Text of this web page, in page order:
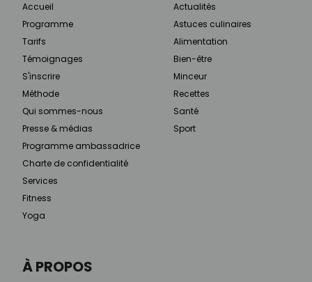
À PROPOS
Accueil
Programme
Tarifs
Témoignages
S'inscrire
Méthode
Qui sommes-nous
Presse & médias
Programme ambassadrice
Charte de confidentialité
Services
Fitness
Yoga
Actualités
Astuces culinaires
Alimentation
Bien-être
Minceur
Recettes
Santé
Sport